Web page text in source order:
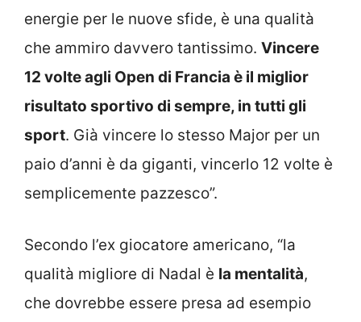
energie per le nuove sfide, è una qualità
che ammiro davvero tantissimo. Vincere
12 volte agli Open di Francia è il miglior
risultato sportivo di sempre, in tutti gli
sport. Già vincere lo stesso Major per un
paio d’anni è da giganti, vincerlo 12 volte è
semplicemente pazzesco”.
Secondo l’ex giocatore americano, “la
qualità migliore di Nadal è la mentalità,
che dovrebbe essere presa ad esempio